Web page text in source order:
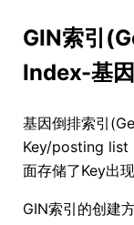
GIN索引
Index-基
基因倒排索引
Key/posting list
面存储了Key出现
GIN索引的创建